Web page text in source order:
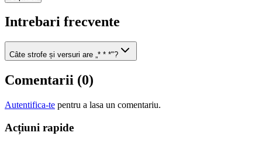
Intrebari frecvente
Câte strofe și versuri are „* * *"?
Comentarii (0)
Autentifica-te pentru a lasa un comentariu.
Acțiuni rapide